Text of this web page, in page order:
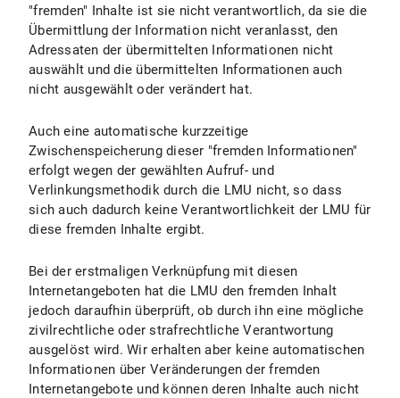
"fremden" Inhalte ist sie nicht verantwortlich, da sie die
Übermittlung der Information nicht veranlasst, den
Adressaten der übermittelten Informationen nicht
auswählt und die übermittelten Informationen auch
nicht ausgewählt oder verändert hat.
Auch eine automatische kurzzeitige
Zwischenspeicherung dieser "fremden Informationen"
erfolgt wegen der gewählten Aufruf- und
Verlinkungsmethodik durch die LMU nicht, so dass
sich auch dadurch keine Verantwortlichkeit der LMU für
diese fremden Inhalte ergibt.
Bei der erstmaligen Verknüpfung mit diesen
Internetangeboten hat die LMU den fremden Inhalt
jedoch daraufhin überprüft, ob durch ihn eine mögliche
zivilrechtliche oder strafrechtliche Verantwortung
ausgelöst wird. Wir erhalten aber keine automatischen
Informationen über Veränderungen der fremden
Internetangebote und können deren Inhalte auch nicht